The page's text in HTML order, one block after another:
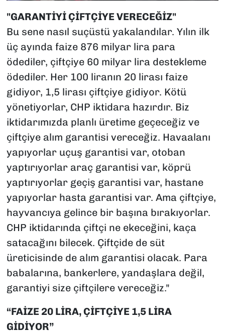
"GARANTİYİ ÇİFTÇİYE VERECEĞİZ"
Bu sene nasıl suçüstü yakalandılar. Yılın ilk
üç ayında faize 876 milyar lira para
ödediler, çiftçiye 60 milyar lira destekleme
ödediler. Her 100 liranın 20 lirası faize
gidiyor, 1,5 lirası çiftçiye gidiyor. Kötü
yönetiyorlar, CHP iktidara hazırdır. Biz
iktidarımızda planlı üretime geçeceğiz ve
çiftçiye alım garantisi vereceğiz. Havaalanı
yapıyorlar uçuş garantisi var, otoban
yaptırıyorlar araç garantisi var, köprü
yaptırıyorlar geçiş garantisi var, hastane
yapıyorlar hasta garantisi var. Ama çiftçiye,
hayvancıya gelince bir başına bırakıyorlar.
CHP iktidarında çiftçi ne ekeceğini, kaça
satacağını bilecek. Çiftçide de süt
üreticisinde de alım garantisi olacak. Para
babalarına, bankerlere, yandaşlara değil,
garantiyi size çiftçilere vereceğiz."
“FAİZE 20 LİRA, ÇİFTÇİYE 1,5 LİRA
GİDİYOR”